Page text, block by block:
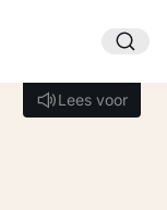
Lees voor
Lees voor